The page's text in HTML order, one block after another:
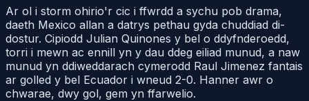
Ar ol i storm ohirio'r cic i ffwrdd a sychu pob drama,
daeth Mexico allan a datrys pethau gyda chuddiad di-
dostur. Cipiodd Julian Quinones y bel o ddyfnderoedd,
torri i mewn ac ennill yn y dau ddeg eiliad munud, a naw
munud yn ddiweddarach cymerodd Raul Jimenez fantais
ar golled y bel Ecuador i wneud 2-0. Hanner awr o
chwarae, dwy gol, gem yn ffarwelio.